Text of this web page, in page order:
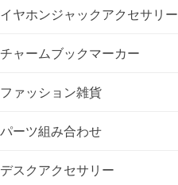
ン
イヤホンジャックアクセサリー
チャームブックマーカー
ファッション雑貨
パーツ組み合わせ
デスクアクセサリー